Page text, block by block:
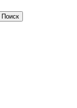
Поиск